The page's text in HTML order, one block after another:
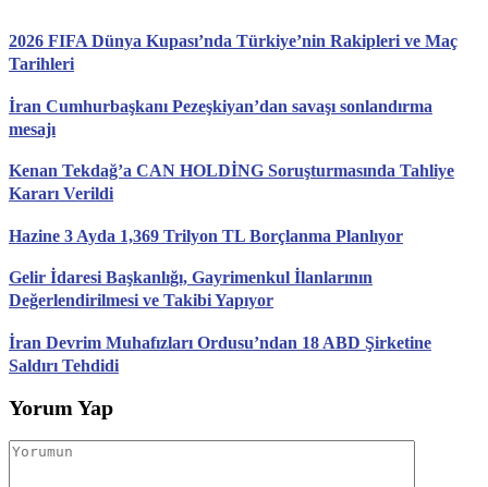
2026 FIFA Dünya Kupası’nda Türkiye’nin Rakipleri ve Maç
Tarihleri
İran Cumhurbaşkanı Pezeşkiyan’dan savaşı sonlandırma
mesajı
Kenan Tekdağ’a CAN HOLDİNG Soruşturmasında Tahliye
Kararı Verildi
Hazine 3 Ayda 1,369 Trilyon TL Borçlanma Planlıyor
Gelir İdaresi Başkanlığı, Gayrimenkul İlanlarının
Değerlendirilmesi ve Takibi Yapıyor
İran Devrim Muhafızları Ordusu’ndan 18 ABD Şirketine
Saldırı Tehdidi
Yorum Yap